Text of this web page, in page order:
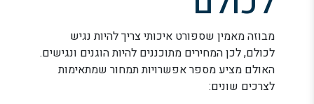
מבוזה מאמין שספורט איכותי צריך להיות נגיש
לכולם, לכן המחירים מתוכננים להיות הוגנים ונגישים.
האולם מציע מספר אפשרויות תמחור שמתאימות
לצרכים שונים: